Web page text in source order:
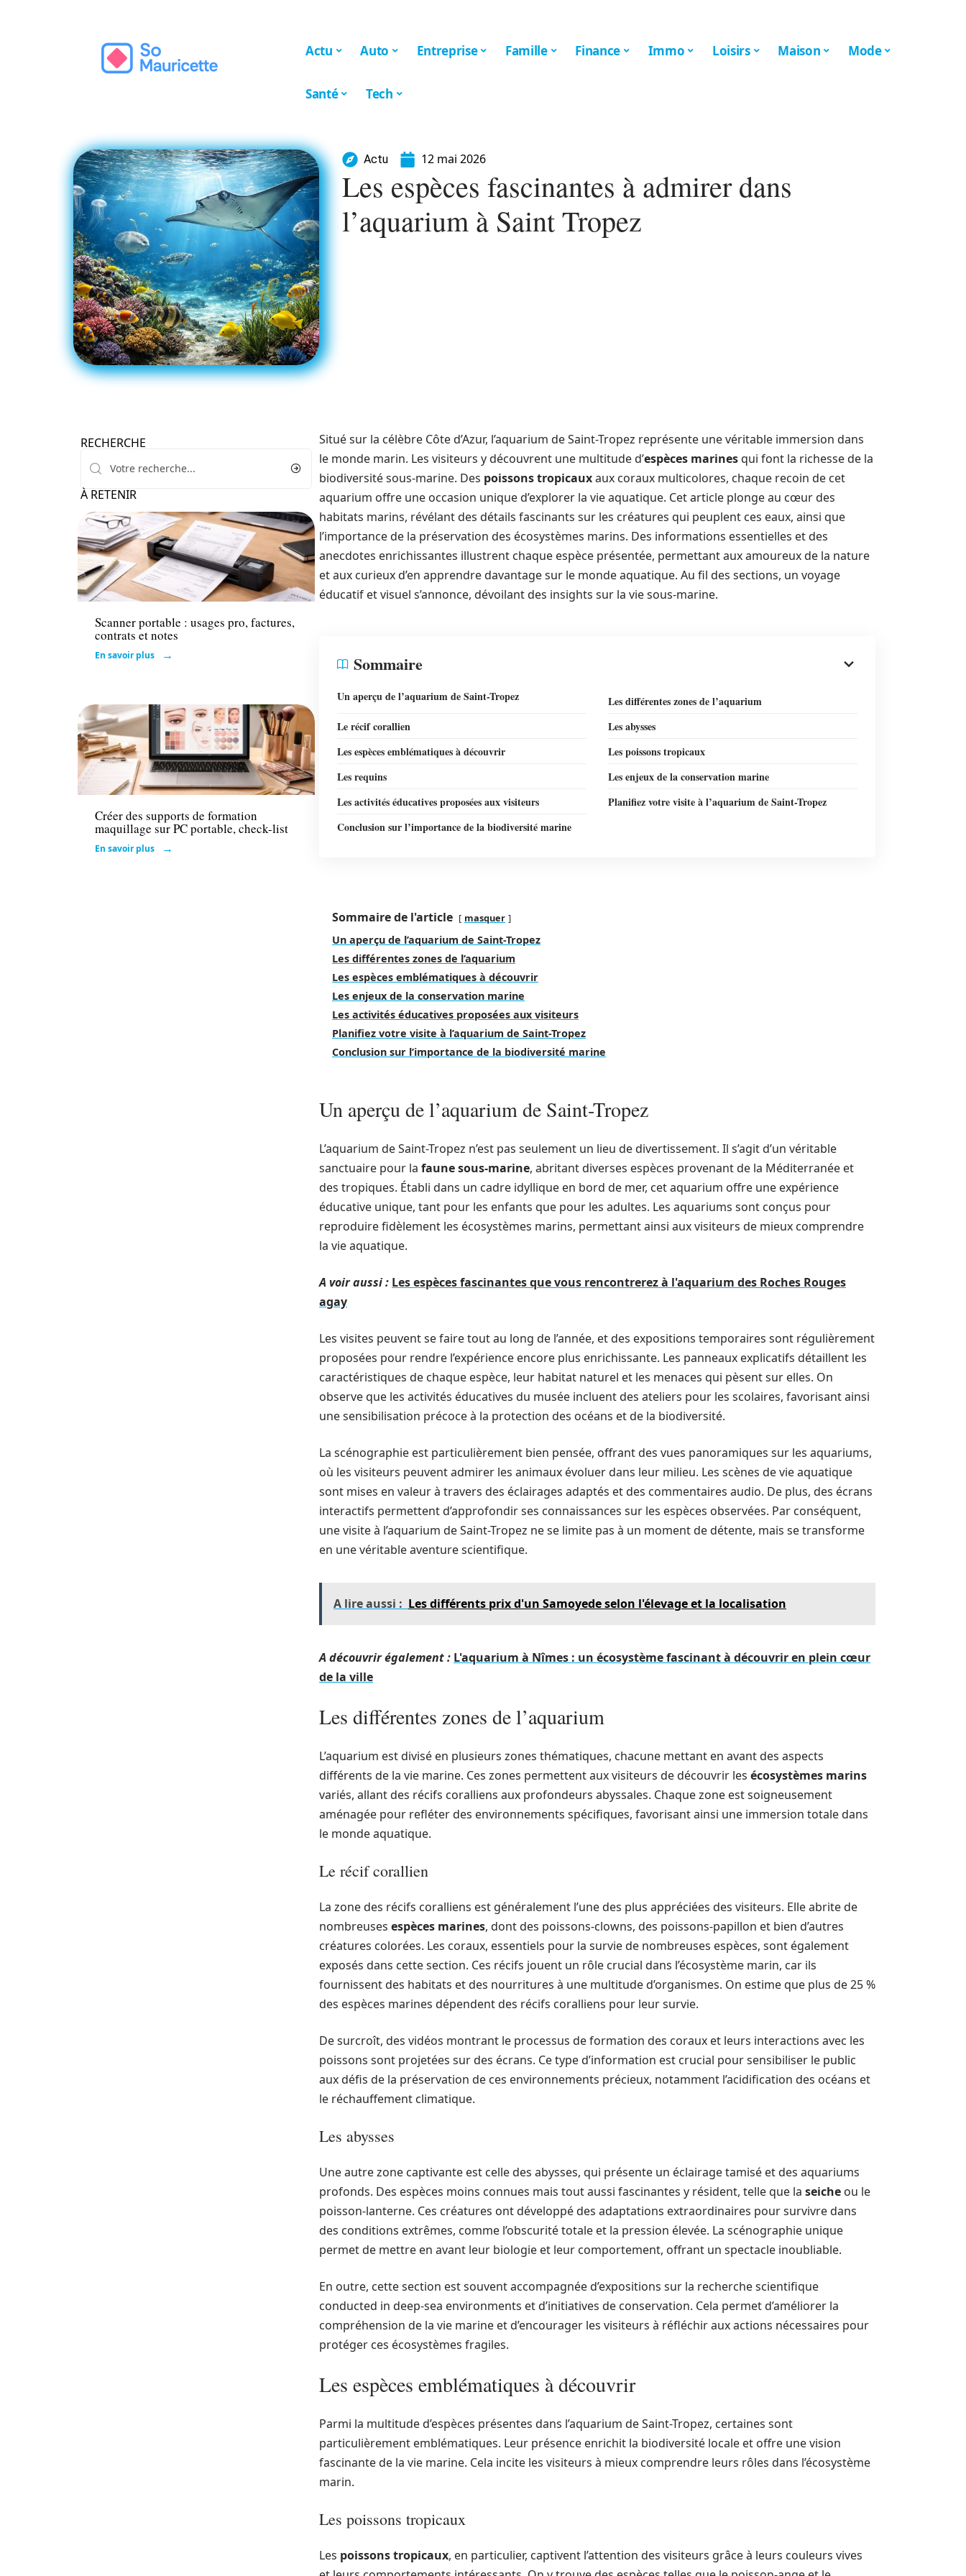
Actu Auto Entreprise Famille Finance Immo Loisirs Maison Mode
Santé Tech
Actu 12 mai 2026
Les espèces fascinantes à admirer dans
l’aquarium à Saint Tropez
RECHERCHE
À RETENIR
Entreprise
Scanner portable : usages pro, factures,
contrats et notes
En savoir plus
Créer des supports de formation
maquillage sur PC portable, check-list
En savoir plus
Situé sur la célèbre Côte d’Azur, l’aquarium de Saint-Tropez représente une véritable immersion dans
le monde marin. Les visiteurs y découvrent une multitude d’espèces marinesqui font la richesse de la
biodiversité sous-marine. Des poissons tropicauxaux coraux multicolores, chaque recoin de cet
aquarium offre une occasion unique d’explorer la vie aquatique. Cet article plonge au cœur des
habitats marins, révélant des détails fascinants sur les créatures qui peuplent ces eaux, ainsi que
l’importance de la préservation des écosystèmes marins. Des informations essentielles et des
anecdotes enrichissantes illustrent chaque espèce présentée, permettant aux amoureux de la nature
et aux curieux d’en apprendre davantage sur le monde aquatique. Au fil des sections, un voyage
éducatif et visuel s’annonce, dévoilant des insights sur la vie sous-marine.
Sommaire
Un aperçu de l’aquarium de Saint-Tropez
Les différentes zones de l’aquarium
Le récif corallien
Les abysses
Les espèces emblématiques à découvrir
Les poissons tropicaux
Les requins
Les enjeux de la conservation marine
Les activités éducatives proposées aux visiteurs
Planifiez votre visite à l’aquarium de Saint-Tropez
Conclusion sur l’importance de la biodiversité marine
Sommaire de l'article masquer
Un aperçu de l’aquarium de Saint-Tropez
Les différentes zones de l’aquarium
Les espèces emblématiques à découvrir
Les enjeux de la conservation marine
Les activités éducatives proposées aux visiteurs
Planifiez votre visite à l’aquarium de Saint-Tropez
Conclusion sur l’importance de la biodiversité marine
Un aperçu de l’aquarium de Saint-Tropez
L’aquarium de Saint-Tropez n’est pas seulement un lieu de divertissement. Il s’agit d’un véritable
sanctuaire pour la faune sous-marine, abritant diverses espèces provenant de la Méditerranée et
des tropiques. Établi dans un cadre idyllique en bord de mer, cet aquarium offre une expérience
éducative unique, tant pour les enfants que pour les adultes. Les aquariums sont conçus pour
reproduire fidèlement les écosystèmes marins, permettant ainsi aux visiteurs de mieux comprendre
la vie aquatique.
A voir aussi : Les espèces fascinantes que vous rencontrerez à l'aquarium des Roches Rouges
agay
Les visites peuvent se faire tout au long de l’année, et des expositions temporaires sont régulièrement
proposées pour rendre l’expérience encore plus enrichissante. Les panneaux explicatifs détaillent les
caractéristiques de chaque espèce, leur habitat naturel et les menaces qui pèsent sur elles. On
observe que les activités éducatives du musée incluent des ateliers pour les scolaires, favorisant ainsi
une sensibilisation précoce à la protection des océans et de la biodiversité.
La scénographie est particulièrement bien pensée, offrant des vues panoramiques sur les aquariums,
où les visiteurs peuvent admirer les animaux évoluer dans leur milieu. Les scènes de vie aquatique
sont mises en valeur à travers des éclairages adaptés et des commentaires audio. De plus, des écrans
interactifs permettent d’approfondir ses connaissances sur les espèces observées. Par conséquent,
une visite à l’aquarium de Saint-Tropez ne se limite pas à un moment de détente, mais se transforme
en une véritable aventure scientifique.
A lire aussi : Les différents prix d'un Samoyede selon l'élevage et la localisation
A découvrir également : L'aquarium à Nîmes : un écosystème fascinant à découvrir en plein cœur
de la ville
Les différentes zones de l’aquarium
L’aquarium est divisé en plusieurs zones thématiques, chacune mettant en avant des aspects
différents de la vie marine. Ces zones permettent aux visiteurs de découvrir les écosystèmes marins
variés, allant des récifs coralliens aux profondeurs abyssales. Chaque zone est soigneusement
aménagée pour refléter des environnements spécifiques, favorisant ainsi une immersion totale dans
le monde aquatique.
Le récif corallien
La zone des récifs coralliens est généralement l’une des plus appréciées des visiteurs. Elle abrite de
nombreuses espèces marines, dont des poissons-clowns, des poissons-papillon et bien d’autres
créatures colorées. Les coraux, essentiels pour la survie de nombreuses espèces, sont également
exposés dans cette section. Ces récifs jouent un rôle crucial dans l’écosystème marin, car ils
fournissent des habitats et des nourritures à une multitude d’organismes. On estime que plus de 25 %
des espèces marines dépendent des récifs coralliens pour leur survie.
De surcroît, des vidéos montrant le processus de formation des coraux et leurs interactions avec les
poissons sont projetées sur des écrans. Ce type d’information est crucial pour sensibiliser le public
aux défis de la préservation de ces environnements précieux, notamment l’acidification des océans et
le réchauffement climatique.
Les abysses
Une autre zone captivante est celle des abysses, qui présente un éclairage tamisé et des aquariums
profonds. Des espèces moins connues mais tout aussi fascinantes y résident, telle que la seiche ou le
poisson-lanterne. Ces créatures ont développé des adaptations extraordinaires pour survivre dans
des conditions extrêmes, comme l’obscurité totale et la pression élevée. La scénographie unique
permet de mettre en avant leur biologie et leur comportement, offrant un spectacle inoubliable.
En outre, cette section est souvent accompagnée d’expositions sur la recherche scientifique
conducted in deep-sea environments et d’initiatives de conservation. Cela permet d’améliorer la
compréhension de la vie marine et d’encourager les visiteurs à réfléchir aux actions nécessaires pour
protéger ces écosystèmes fragiles.
Les espèces emblématiques à découvrir
Parmi la multitude d’espèces présentes dans l’aquarium de Saint-Tropez, certaines sont
particulièrement emblématiques. Leur présence enrichit la biodiversité locale et offre une vision
fascinante de la vie marine. Cela incite les visiteurs à mieux comprendre leurs rôles dans l’écosystème
marin.
Les poissons tropicaux
Les poissons tropicaux, en particulier, captivent l’attention des visiteurs grâce à leurs couleurs vives